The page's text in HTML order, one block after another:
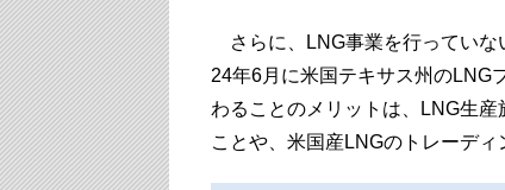
さらに、LNG事業を行っていな
24年6月に米国テキサス州のLNG
わることのメリットは、LNG生
ことや、米国産LNGのトレーデ